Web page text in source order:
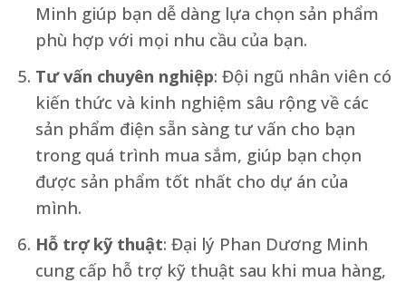
Minh giúp bạn dễ dàng lựa chọn sản phẩm
phù hợp với mọi nhu cầu của bạn.
Tư vấn chuyên nghiệp: Đội ngũ nhân viên có
kiến thức và kinh nghiệm sâu rộng về các
sản phẩm điện sẵn sàng tư vấn cho bạn
trong quá trình mua sắm, giúp bạn chọn
được sản phẩm tốt nhất cho dự án của
mình.
Hỗ trợ kỹ thuật: Đại lý Phan Dương Minh
cung cấp hỗ trợ kỹ thuật sau khi mua hàng,